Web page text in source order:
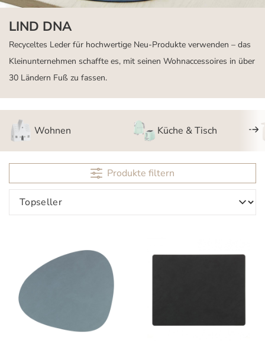
LIND DNA
Recyceltes Leder für hochwertige Neu-Produkte verwenden – das
Kleinunternehmen schaffte es, mit seinen Wohnaccessoires in über
30 Ländern Fuß zu fassen.
Wohnen Küche & Tisch
Produkte filtern